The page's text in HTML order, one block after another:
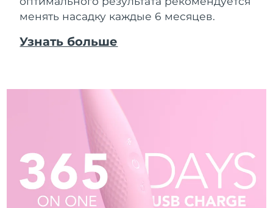
менять насадку каждые 6 месяцев.
Узнать больше